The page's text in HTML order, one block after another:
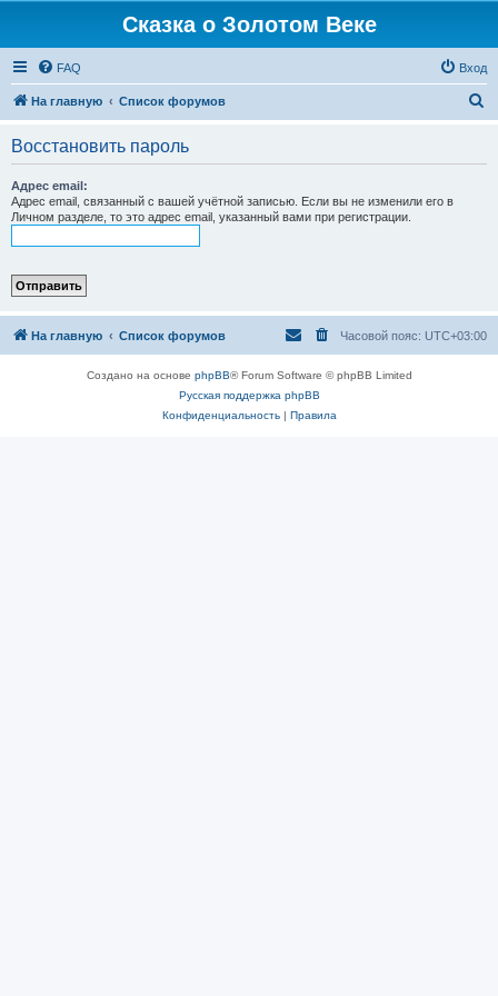
Сказка о Золотом Веке
FAQ Вход
На главную Список форумов
Восстановить пароль
Адрес email:
Адрес email, связанный с вашей учётной записью. Если вы не изменили его в
Личном разделе, то это адрес email, указанный вами при регистрации.
На главную Список форумов Часовой пояс: UTC+03:00
Создано на основе phpBB® Forum Software © phpBB Limited
Русская поддержка phpBB
Конфиденциальность| Правила